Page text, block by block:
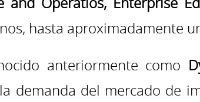
hasta aproximadamente
anteriormente como
demanda del mercado de